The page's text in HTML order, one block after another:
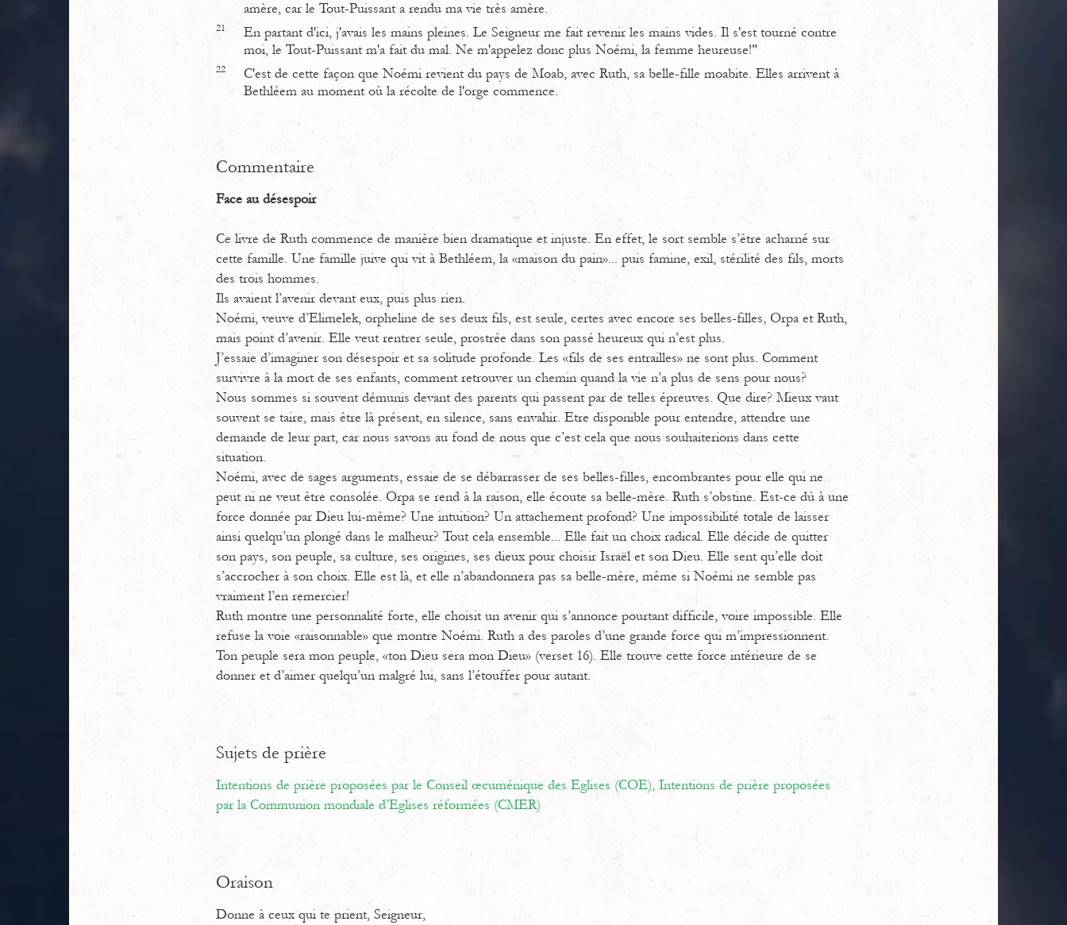
amère, car le Tout-Puissant a rendu ma vie très amère.
21
En partant d'ici, j'avais les mains pleines. Le Seigneur me fait revenir les mains vides. Il s'est tourné contre
moi, le Tout-Puissant m'a fait du mal. Ne m'appelez donc plus Noémi, la femme heureuse!"
22
C'est de cette façon que Noémi revient du pays de Moab, avec Ruth, sa belle-fille moabite. Elles arrivent à
Bethléem au moment où la récolte de l'orge commence.
Commentaire
Face au désespoir
Ce livre de Ruth commence de manière bien dramatique et injuste. En effet, le sort semble s’être acharné sur
cette famille. Une famille juive qui vit à Bethléem, la «maison du pain»... puis famine, exil, stérilité des fils, morts
des trois hommes.
Ils avaient l’avenir devant eux, puis plus rien.
Noémi, veuve d’Elimelek, orpheline de ses deux fils, est seule, certes avec encore ses belles-filles, Orpa et Ruth,
mais point d’avenir. Elle veut rentrer seule, prostrée dans son passé heureux qui n’est plus.
J’essaie d’imaginer son désespoir et sa solitude profonde. Les «fils de ses entrailles» ne sont plus. Comment
survivre à la mort de ses enfants, comment retrouver un chemin quand la vie n’a plus de sens pour nous?
Nous sommes si souvent démunis devant des parents qui passent par de telles épreuves. Que dire? Mieux vaut
souvent se taire, mais être là présent, en silence, sans envahir. Etre disponible pour entendre, attendre une
demande de leur part, car nous savons au fond de nous que c’est cela que nous souhaiterions dans cette
situation.
Noémi, avec de sages arguments, essaie de se débarrasser de ses belles-filles, encombrantes pour elle qui ne
peut ni ne veut être consolée. Orpa se rend à la raison, elle écoute sa belle-mère. Ruth s’obstine. Est-ce dû à une
force donnée par Dieu lui-même? Une intuition? Un attachement profond? Une impossibilité totale de laisser
ainsi quelqu’un plongé dans le malheur? Tout cela ensemble... Elle fait un choix radical. Elle décide de quitter
son pays, son peuple, sa culture, ses origines, ses dieux pour choisir Israël et son Dieu. Elle sent qu’elle doit
s’accrocher à son choix. Elle est là, et elle n’abandonnera pas sa belle-mère, même si Noémi ne semble pas
vraiment l’en remercier!
Ruth montre une personnalité forte, elle choisit un avenir qui s’annonce pourtant difficile, voire impossible. Elle
refuse la voie «raisonnable» que montre Noémi. Ruth a des paroles d’une grande force qui m’impressionnent.
Ton peuple sera mon peuple, «ton Dieu sera mon Dieu» (verset 16). Elle trouve cette force intérieure de se
donner et d’aimer quelqu’un malgré lui, sans l’étouffer pour autant.
Sujets de prière
Intentions de prière proposées par le Conseil œcuménique des Eglises (COE), Intentions de prière proposées
par la Communion mondiale d’Eglises réformées (CMER)
Oraison
Donne à ceux qui te prient, Seigneur,